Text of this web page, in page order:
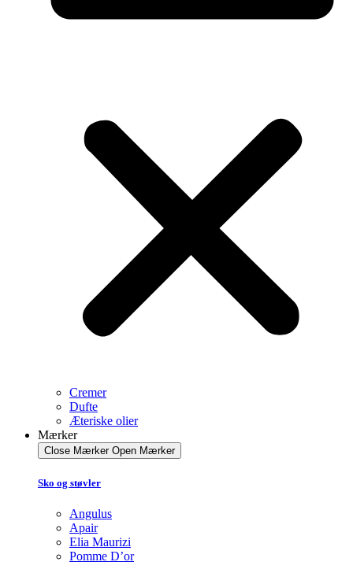
Cremer
Dufte
Æteriske olier
Mærker
Close Mærker Open Mærker
Sko og støvler
Angulus
Apair
Elia Maurizi
Pomme D’or